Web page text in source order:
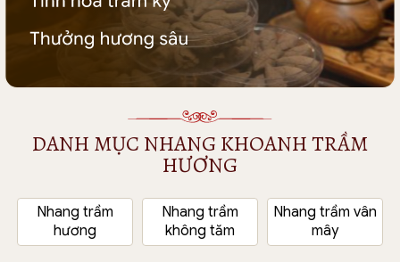
DANH MỤC NHANG KHOANH TRẦM
HƯƠNG
Nhang trầm
hương
Nhang trầm
không tăm
Nhang trầm vân
mây